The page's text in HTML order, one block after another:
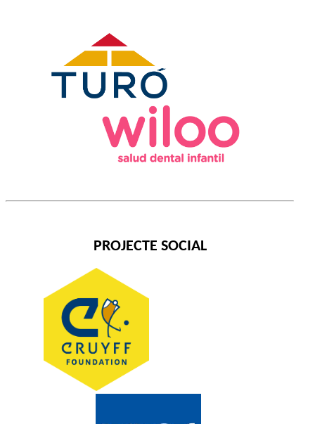
PROJECTE SOCIAL